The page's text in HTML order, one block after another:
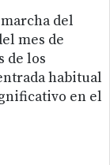
del
mes de
de los
habitual
en el